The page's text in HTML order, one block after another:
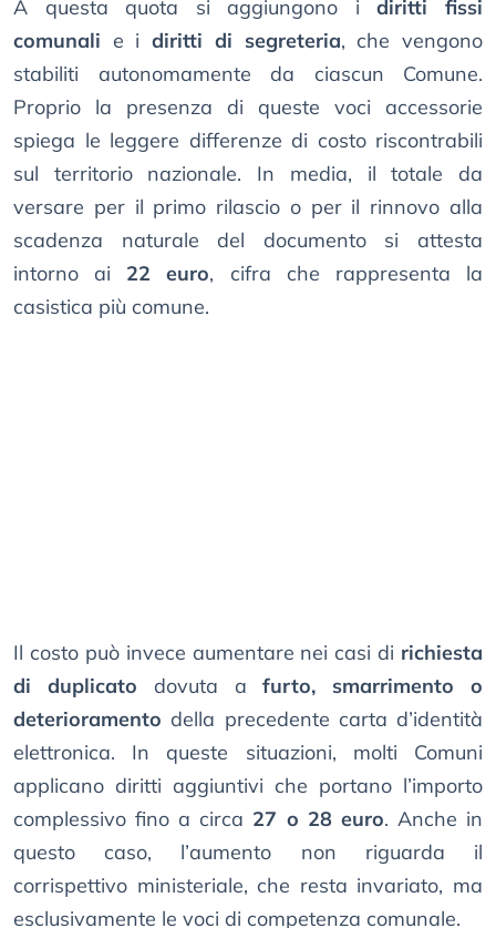
A questa quota si aggiungono idiritti fissi
comunali e idiritti di segreteria, che vengono
stabiliti autonomamente da ciascun Comune.
Proprio la presenza di queste voci accessorie
spiega le leggere differenze di costo riscontrabili
sul territorio nazionale. In media, il totale da
versare per il primo rilascio o per il rinnovo alla
scadenza naturale del documento si attesta
intorno ai 22 euro, cifra che rappresenta la
casistica più comune.
Il costo può invece aumentare nei casi di richiesta
di duplicato dovuta afurto, smarrimento o
deterioramento della precedente carta d’identità
elettronica. In queste situazioni, molti Comuni
applicano diritti aggiuntivi che portano l’importo
complessivo fino a circa 27 o 28 euro. Anche in
questo caso, l’aumento non riguarda il
corrispettivo ministeriale, che resta invariato, ma
esclusivamente le voci di competenza comunale.